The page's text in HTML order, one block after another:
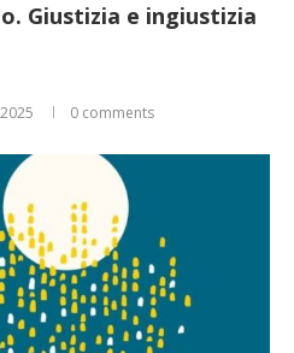
Giustizia e ingiustizia
0 comments